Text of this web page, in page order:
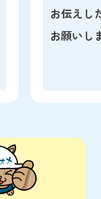
お伝えし
お願いし